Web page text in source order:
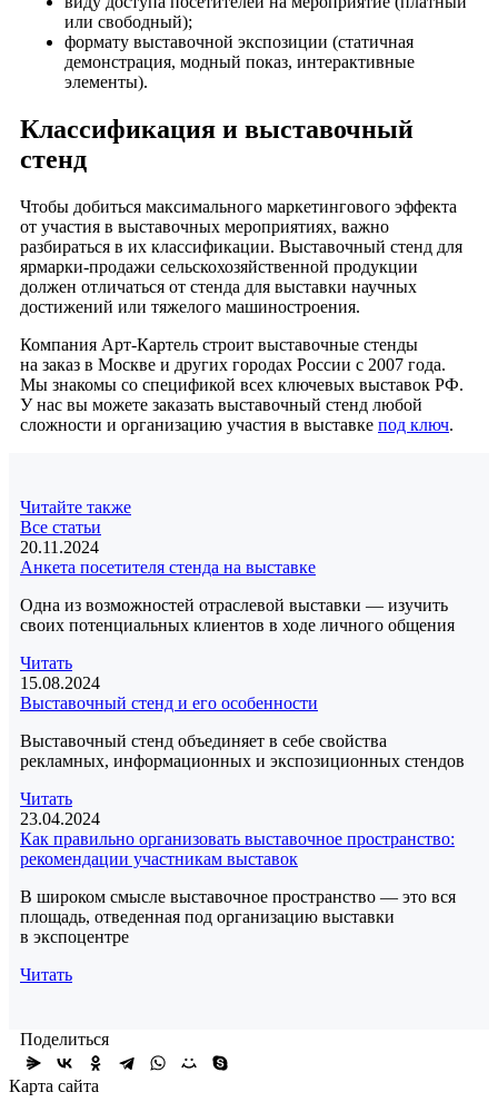
или свободный);
формату выставочной экспозиции (статичная
демонстрация, модный показ, интерактивные
элементы).
Классификация и выставочный
стенд
Чтобы добиться максимального маркетингового эффекта
от участия в выставочных мероприятиях, важно
разбираться в их классификации. Выставочный стенд для
ярмарки-продажи сельскохозяйственной продукции
должен отличаться от стенда для выставки научных
достижений или тяжелого машиностроения.
Компания Арт-Картель строит выставочные стенды
на заказ в Москве и других городах России с 2007 года.
Мы знакомы со спецификой всех ключевых выставок РФ.
У нас вы можете заказать выставочный стенд любой
сложности и организацию участия в выставке под ключ.
Читайте также
Все статьи
20.11.2024
Анкета посетителя стенда на выставке
Одна из возможностей отраслевой выставки — изучить
своих потенциальных клиентов в ходе личного общения
Читать
15.08.2024
Выставочный стенд и его особенности
Выставочный стенд объединяет в себе свойства
рекламных, информационных и экспозиционных стендов
Читать
23.04.2024
Как правильно организовать выставочное пространство:
рекомендации участникам выставок
В широком смысле выставочное пространство — это вся
площадь, отведенная под организацию выставки
в экспоцентре
Читать
Поделиться
Карта сайта